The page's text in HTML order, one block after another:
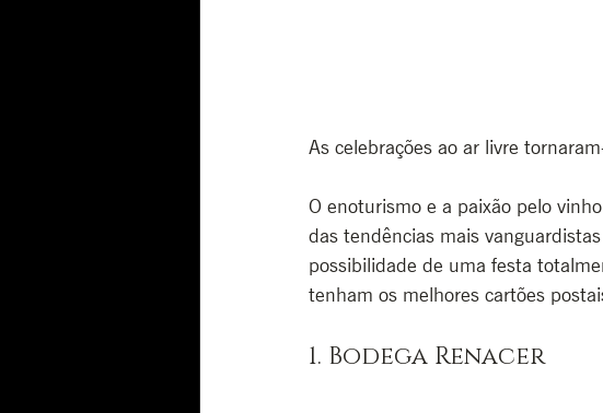
As celebrações ao ar livre
O enoturismo e a paixão pelo
das tendências mais
possibilidade de uma festa
tenham os melhores cartões
1. Bodega Renacer